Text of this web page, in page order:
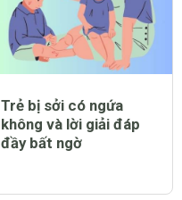
Trẻ bị sởi có ngứa
không và lời giải đáp
đầy bất ngờ